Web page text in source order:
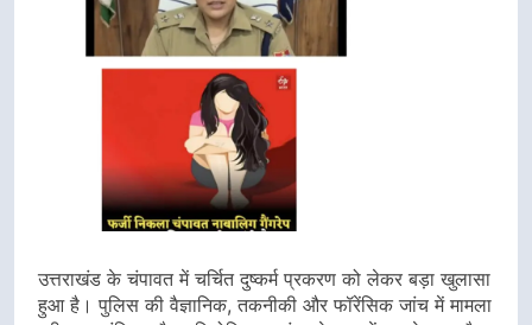
उत्तराखंड के चंपावत में चर्चित दुष्कर्म प्रकरण को लेकर बड़ा खुलासा
हुआ है। पुलिस की वैज्ञानिक, तकनीकी और फॉरेंसिक जांच में मामला